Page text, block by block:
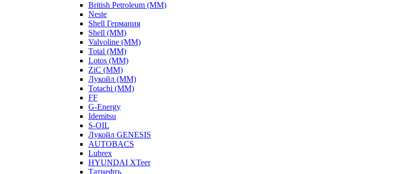
British Petroleum (ММ)
Neste
Shell Германия
Shell (ММ)
Valvoline (ММ)
Total (ММ)
Lotos (ММ)
ZiC (ММ)
Лукойл (ММ)
Totachi (MM)
FF
G-Energy
Idemitsu
S-OIL
Лукойл GENESIS
AUTOBACS
Lubrex
HYUNDAI XTeer
Татнефть